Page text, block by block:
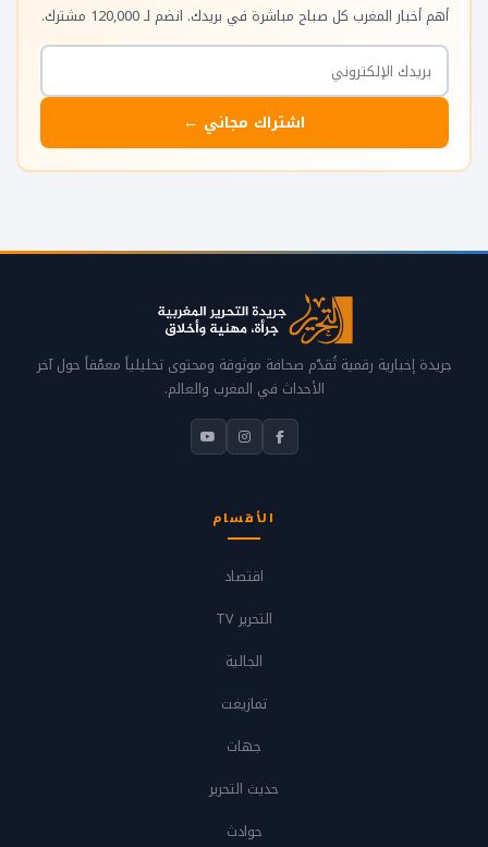
أهم أخبار المغرب كل صباح مباشرة في بريدك. انضم لـ 120,000 مشترك.
اشتراك مجاني ←
جريدة إخبارية رقمية تُقدّم صحافة موثوقة ومحتوى تحليلياً معمّقاً حول آخر
الأحداث في المغرب والعالم.
الأقسام
اقتصاد
التحرير TV
الجالية
تمازيغت
جهات
حديث التحرير
حوادث